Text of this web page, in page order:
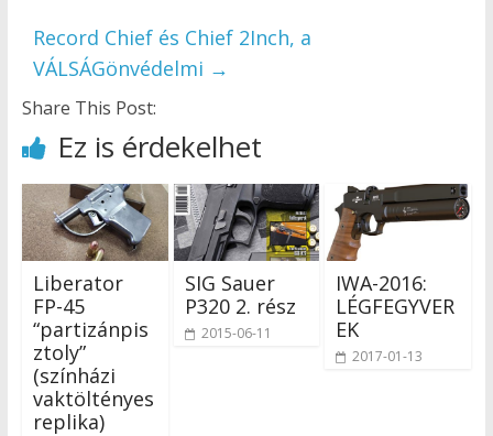
Record Chief és Chief 2Inch, a
VÁLSÁGönvédelmi →
Share This Post:
Ez is érdekelhet
Liberator
FP-45
“partizánpis
ztoly”
(színházi
vaktöltényes
replika)
SIG Sauer
P320 2. rész
2015-06-11
IWA-2016:
LÉGFEGYVER
EK
2017-01-13